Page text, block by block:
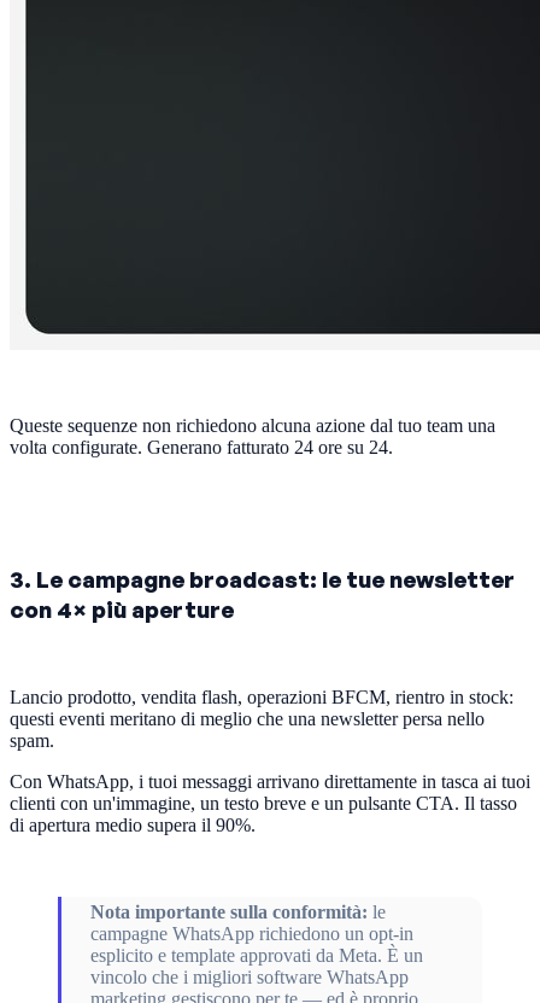
Queste sequenze non richiedono alcuna azione dal tuo team una
volta configurate. Generano fatturato 24 ore su 24.
3. Le campagne broadcast: le tue newsletter
con 4× più aperture
Lancio prodotto, vendita flash, operazioni BFCM, rientro in stock:
questi eventi meritano di meglio che una newsletter persa nello
spam.
Con WhatsApp, i tuoi messaggi arrivano direttamente in tasca ai tuoi
clienti con un'immagine, un testo breve e un pulsante CTA. Il tasso
di apertura medio supera il 90%.
Nota importante sulla conformità: le
campagne WhatsApp richiedono un opt-in
esplicito e template approvati da Meta. È un
vincolo che i migliori software WhatsApp